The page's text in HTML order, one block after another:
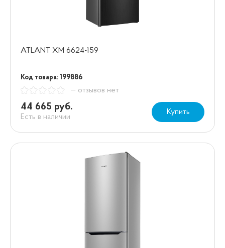
ATLANT ХМ 6624-159
Код товара: 199886
— отзывов нет
44 665 руб.
Есть в наличии
Купить